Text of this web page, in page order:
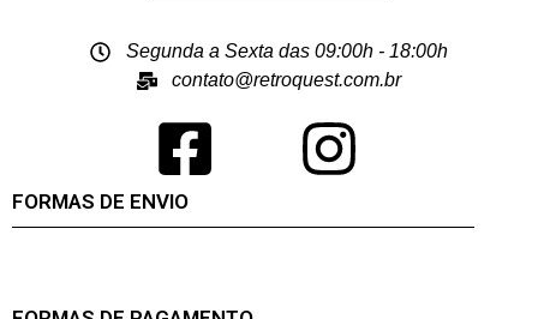
Segunda a Sexta das 09:00h - 18:00h
contato@retroquest.com.br
FORMAS DE ENVIO